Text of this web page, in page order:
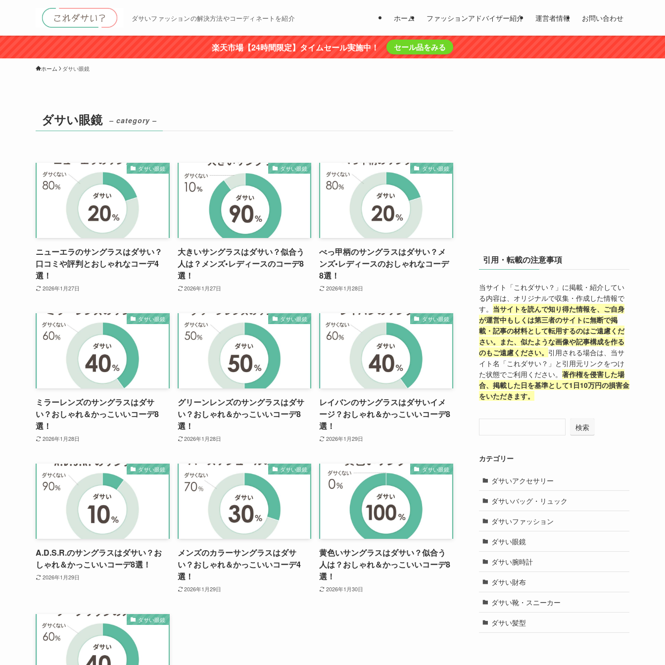
ダサいファッションの解決方法やコーディネートを紹介 ホーム ファッションアドバイザー紹介 運営者情報 お問い合わせ
楽天市場【24時間限定】タイムセール実施中！ セール品をみる
ホーム ダサい眼鏡
ダサい眼鏡 – category –
ダサい眼鏡
ニューエラのサングラスはダサい？
口コミや評判とおしゃれなコーデ4
選！
2026年1月27日
ダサい眼鏡
大きいサングラスはダサい？似合う
人は？メンズ•レディースのコーデ8
選！
2026年1月27日
ダサい眼鏡
べっ甲柄のサングラスはダサい？メ
ンズ•レディースのおしゃれなコーデ
8選！
2026年1月28日
ダサい眼鏡
ミラーレンズのサングラスはダサ
い？おしゃれ＆かっこいいコーデ8
選！
2026年1月28日
ダサい眼鏡
グリーンレンズのサングラスはダサ
い？おしゃれ＆かっこいいコーデ8
選！
2026年1月28日
ダサい眼鏡
レイバンのサングラスはダサいイメ
ージ？おしゃれ＆かっこいいコーデ8
選！
2026年1月29日
ダサい眼鏡
A.D.S.R.のサングラスはダサい？お
しゃれ＆かっこいいコーデ8選！
2026年1月29日
ダサい眼鏡
メンズのカラーサングラスはダサ
い？おしゃれ＆かっこいいコーデ4
選！
2026年1月29日
ダサい眼鏡
黄色いサングラスはダサい？似合う
人は？おしゃれ＆かっこいいコーデ8
選！
2026年1月30日
ダサい眼鏡
引用・転載の注意事項
当サイト「これダサい？」に掲載・紹介してい
る内容は、オリジナルで収集・作成した情報で
す。 当サイトを読んで知り得た情報を、ご自身
が運営中もしくは第三者のサイトに無断で掲
載・記事の材料として転用するのはご遠慮くだ
さい。また、似たような画像や記事構成を作る
のもご遠慮ください。 引用される場合は、当サ
イト名「これダサい？」と引用元リンクをつけ
た状態でご利用ください。 著作権を侵害した場
合、掲載した日を基準として1日10万円の損害金
をいただきます。
検索
カテゴリー
ダサいアクセサリー
ダサいバッグ・リュック
ダサいファッション
ダサい眼鏡
ダサい腕時計
ダサい財布
ダサい靴・スニーカー
ダサい髪型